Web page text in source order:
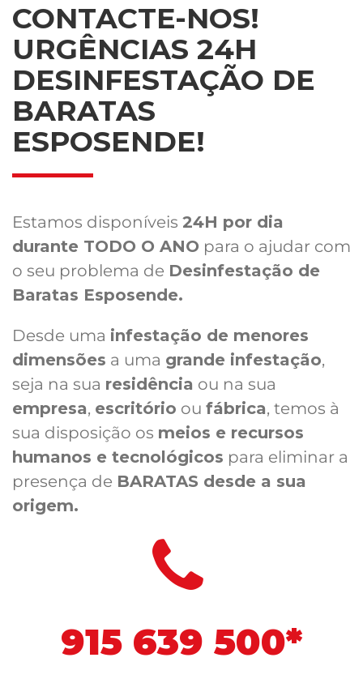
CONTACTE-NOS!
URGÊNCIAS 24H
DESINFESTAÇÃO DE
BARATAS
ESPOSENDE!
Estamos disponíveis 24H por dia
durante TODO O ANO para o ajudar com
o seu problema de Desinfestação de
Baratas Esposende.
Desde uma infestação de menores
dimensões a uma grande infestação,
seja na sua residência ou na sua
empresa, escritório ou fábrica, temos à
sua disposição os meios e recursos
humanos e tecnológicos para eliminar a
presença de BARATAS desde a sua
origem.
915 639 500*